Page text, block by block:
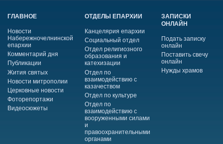
ГЛАВНОЕ
Новости
Набережночелнинской
епархии
Комментарий дня
Публикации
Жития святых
Новости митрополии
Церковные новости
Фоторепортажи
Видеосюжеты
ОТДЕЛЫ ЕПАРХИИ
Канцелярия епархии
Социальный отдел
Отдел религиозного
образования и
катехизации
Отдел по
взаимодействию с
казачеством
Отдел по культуре
Отдел по
взаимодействию с
вооруженными силами
и
правоохранительными
органами
ЗАПИСКИ
ОНЛАЙН
Подать записку
онлайн
Поставить свечу
онлайн
Нужды храмов